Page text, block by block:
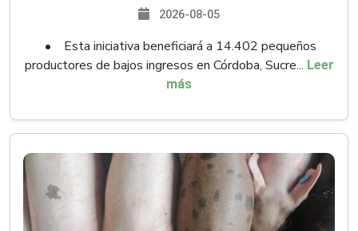
2026-08-05
• Esta iniciativa beneficiará a 14.402 pequeños
productores de bajos ingresos en Córdoba, Sucre... Leer
más